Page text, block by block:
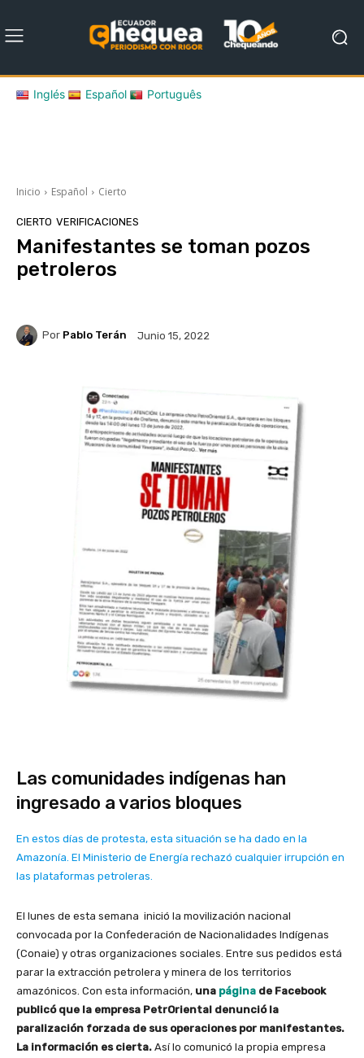
Inglés Español Português
Inicio Español Cierto
CIERTO VERIFICACIONES
Manifestantes se toman pozos
petroleros
Por Pablo Terán Junio 15, 2022
Las comunidades indígenas han
ingresado a varios bloques
En estos días de protesta, esta situación se ha dado en la
Amazonía. El Ministerio de Energía rechazó cualquier irrupción en
las plataformas petroleras.
El lunes de esta semana inició la movilización nacional
convocada por la Confederación de Nacionalidades Indígenas
(Conaie) y otras organizaciones sociales. Entre sus pedidos está
parar la extracción petrolera y minera de los territorios
amazónicos. Con esta información, una página de Facebook
publicó que la empresa PetrOriental denunció la
paralización forzada de sus operaciones por manifestantes.
La información es cierta. Así lo comunicó la propia empresa